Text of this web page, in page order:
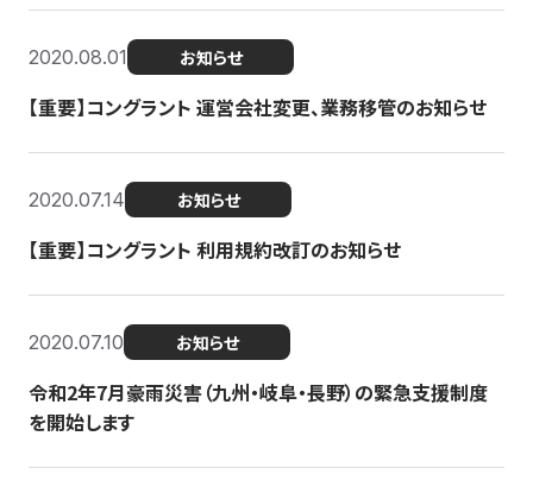
2020.08.01 お知らせ
【重要】コングラント 運営会社変更、業務移管のお知らせ
2020.07.14 お知らせ
【重要】コングラント 利用規約改訂のお知らせ
2020.07.10 お知らせ
令和2年7月豪雨災害（九州・岐阜・長野）の緊急支援制度
を開始します